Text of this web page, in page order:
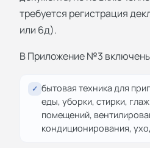
требуется регистрация
или 6д).
В Приложение №3
✓ бытовая техника для
еды, уборки, стирки,
помещений,
кондиционирования,